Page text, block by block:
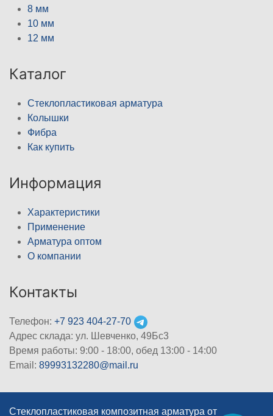
8 мм
10 мм
12 мм
Каталог
Стеклопластиковая арматура
Колышки
Фибра
Как купить
Информация
Характеристики
Применение
Арматура оптом
О компании
Контакты
Телефон: +7 923 404-27-70
Адрес склада: ул. Шевченко, 49Бс3
Время работы: 9:00 - 18:00, обед 13:00 - 14:00
Email: 89993132280@mail.ru
Стеклопластиковая композитная арматура от